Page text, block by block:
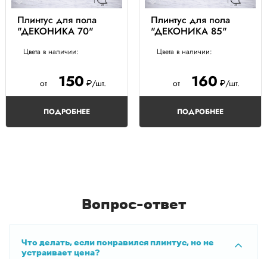
Плинтус для пола
"ДЕКОНИКА 70"
Цвета в наличии:
от 150 ₽/шт.
ПОДРОБНЕЕ
Плинтус для пола
"ДЕКОНИКА 85"
Цвета в наличии:
от 160 ₽/шт.
ПОДРОБНЕЕ
Вопрос-ответ
Что делать, если понравился плинтус, но не
устраивает цена?